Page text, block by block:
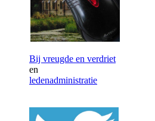
Bij vreugde en verdriet
en
ledenadministratie